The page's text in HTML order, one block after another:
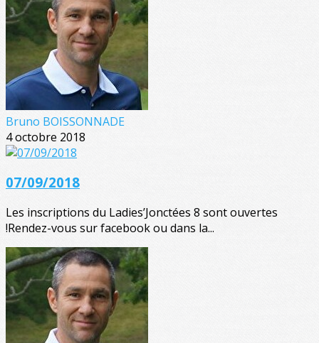
Bruno BOISSONNADE
4 octobre 2018
07/09/2018
Les inscriptions du Ladies’Jonctées 8 sont ouvertes
!Rendez-vous sur facebook ou dans la...